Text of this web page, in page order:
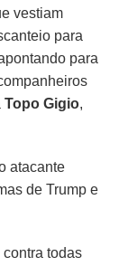
vestiam
para
para
Topo Gigio,
atacante
de Trump e
contra todas